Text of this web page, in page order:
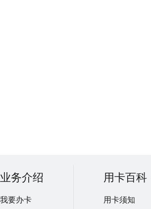
业务介绍
我要办卡
用卡百科
用卡须知